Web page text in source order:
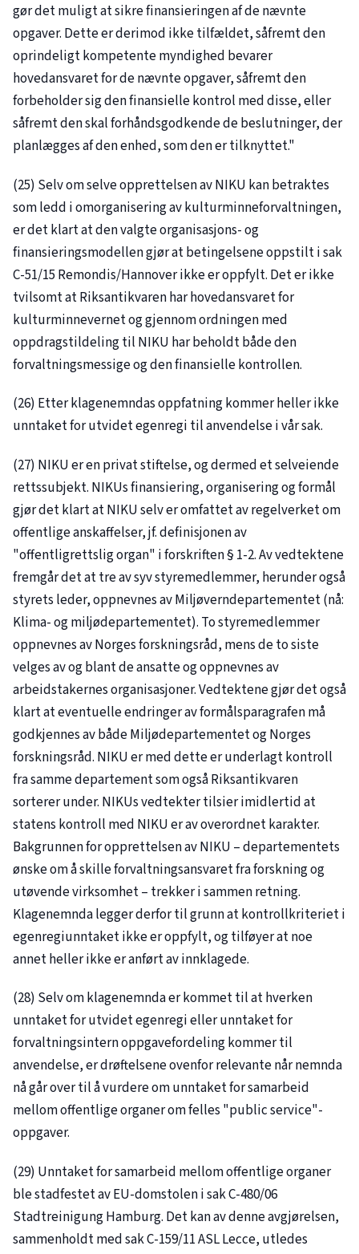
gør det muligt at sikre finansieringen af de nævnte
opgaver. Dette er derimod ikke tilfældet, såfremt den
oprindeligt kompetente myndighed bevarer
hovedansvaret for de nævnte opgaver, såfremt den
forbeholder sig den finansielle kontrol med disse, eller
såfremt den skal forhåndsgodkende de beslutninger, der
planlægges af den enhed, som den er tilknyttet."
(25) Selv om selve opprettelsen av NIKU kan betraktes
som ledd i omorganisering av kulturminneforvaltningen,
er det klart at den valgte organisasjons- og
finansieringsmodellen gjør at betingelsene oppstilt i sak
C-51/15 Remondis/Hannover ikke er oppfylt. Det er ikke
tvilsomt at Riksantikvaren har hovedansvaret for
kulturminnevernet og gjennom ordningen med
oppdragstildeling til NIKU har beholdt både den
forvaltningsmessige og den finansielle kontrollen.
(26) Etter klagenemndas oppfatning kommer heller ikke
unntaket for utvidet egenregi til anvendelse i vår sak.
(27) NIKU er en privat stiftelse, og dermed et selveiende
rettssubjekt. NIKUs finansiering, organisering og formål
gjør det klart at NIKU selv er omfattet av regelverket om
offentlige anskaffelser, jf. definisjonen av
"offentligrettslig organ" i forskriften § 1-2. Av vedtektene
fremgår det at tre av syv styremedlemmer, herunder også
styrets leder, oppnevnes av Miljøverndepartementet (nå:
Klima- og miljødepartementet). To styremedlemmer
oppnevnes av Norges forskningsråd, mens de to siste
velges av og blant de ansatte og oppnevnes av
arbeidstakernes organisasjoner. Vedtektene gjør det også
klart at eventuelle endringer av formålsparagrafen må
godkjennes av både Miljødepartementet og Norges
forskningsråd. NIKU er med dette er underlagt kontroll
fra samme departement som også Riksantikvaren
sorterer under. NIKUs vedtekter tilsier imidlertid at
statens kontroll med NIKU er av overordnet karakter.
Bakgrunnen for opprettelsen av NIKU – departementets
ønske om å skille forvaltningsansvaret fra forskning og
utøvende virksomhet – trekker i sammen retning.
Klagenemnda legger derfor til grunn at kontrollkriteriet i
egenregiunntaket ikke er oppfylt, og tilføyer at noe
annet heller ikke er anført av innklagede.
(28) Selv om klagenemnda er kommet til at hverken
unntaket for utvidet egenregi eller unntaket for
forvaltningsintern oppgavefordeling kommer til
anvendelse, er drøftelsene ovenfor relevante når nemnda
nå går over til å vurdere om unntaket for samarbeid
mellom offentlige organer om felles "public service"-
oppgaver.
(29) Unntaket for samarbeid mellom offentlige organer
ble stadfestet av EU-domstolen i sakC-480/06
Stadtreinigung Hamburg. Det kan av denne avgjørelsen,
sammenholdt med sakC-159/11ASL Lecce, utledes